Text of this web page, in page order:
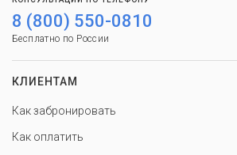
8 (800) 550-0810
Бесплатно по России
КЛИЕНТАМ
Как забронировать
Как оплатить